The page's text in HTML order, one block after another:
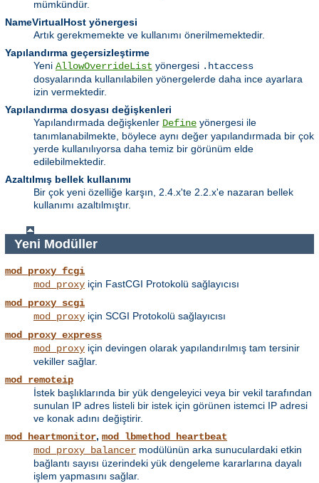
mümkündür.
NameVirtualHost yönergesi
Artık gerekmemekte ve kullanımı önerilmemektedir.
Yapılandırma geçersizleştirme
Yeni AllowOverrideList yönergesi .htaccess
dosyalarında kullanılabilen yönergelerde daha ince ayarlara
izin vermektedir.
Yapılandırma dosyası değişkenleri
Yapılandırmada değişkenler Define yönergesi ile
tanımlanabilmekte, böylece aynı değer yapılandırmada bir çok
yerde kullanılıyorsa daha temiz bir görünüm elde
edilebilmektedir.
Azaltılmış bellek kullanımı
Bir çok yeni özelliğe karşın, 2.4.x'te 2.2.x'e nazaran bellek
kullanımı azaltılmıştır.
Yeni Modüller
mod_proxy_fcgi
mod_proxy için FastCGI Protokolü sağlayıcısı
mod_proxy_scgi
mod_proxy için SCGI Protokolü sağlayıcısı
mod_proxy_express
mod_proxy için devingen olarak yapılandırılmış tam tersinir
vekiller sağlar.
mod_remoteip
İstek başlıklarında bir yük dengeleyici veya bir vekil tarafından
sunulan IP adres listeli bir istek için görünen istemci IP adresi
ve konak adını değiştirir.
mod_heartmonitor, mod_lbmethod_heartbeat
mod_proxy_balancer modülünün arka sunuculardaki etkin
bağlantı sayısı üzerindeki yük dengeleme kararlarına dayalı
işlem yapmasını sağlar.